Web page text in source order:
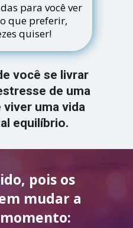
você se livrar
de uma
uma vida
equilíbrio.
para você ver
que preferir,
quiser!
pois os
mudar a